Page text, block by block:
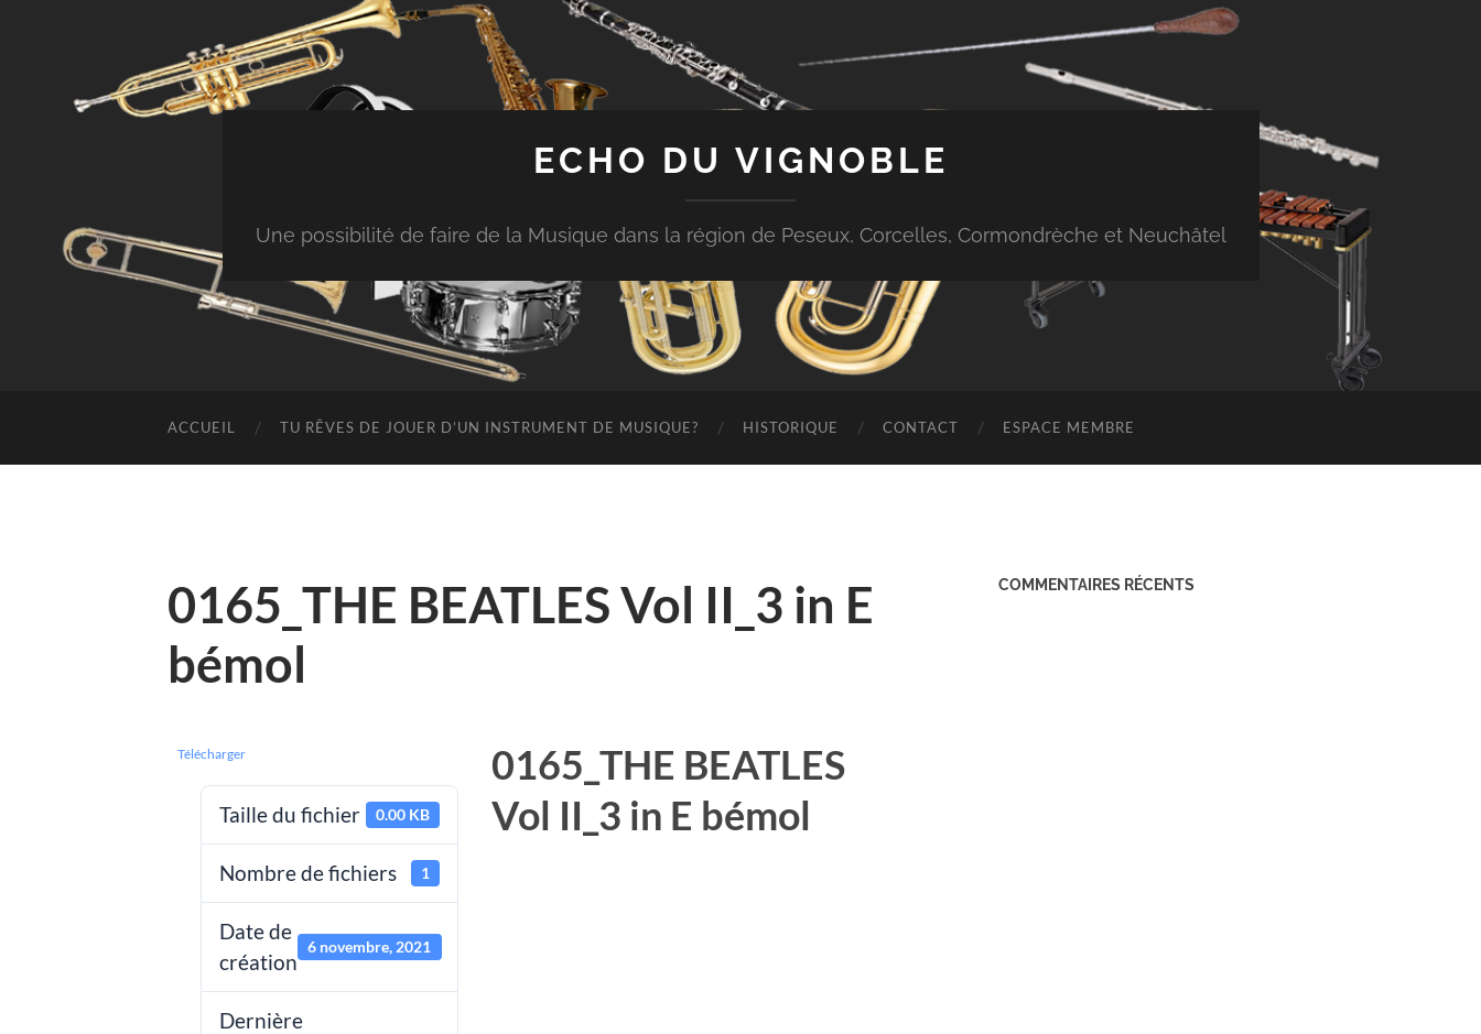
ECHO DU VIGNOBLE
Une possibilité de faire de la Musique dans la région de Peseux, Corcelles, Cormondrèche et Neuchâtel
ACCUEIL TU RÊVES DE JOUER D’UN INSTRUMENT DE MUSIQUE? HISTORIQUE CONTACT ESPACE MEMBRE
0165_THE BEATLES Vol II_3 in E
bémol
Télécharger
Taille du fichier 0.00 KB
Nombre de fichiers 1
Date de
création
6 novembre, 2021
Dernière
0165_THE BEATLES
Vol II_3 in E bémol
COMMENTAIRES RÉCENTS